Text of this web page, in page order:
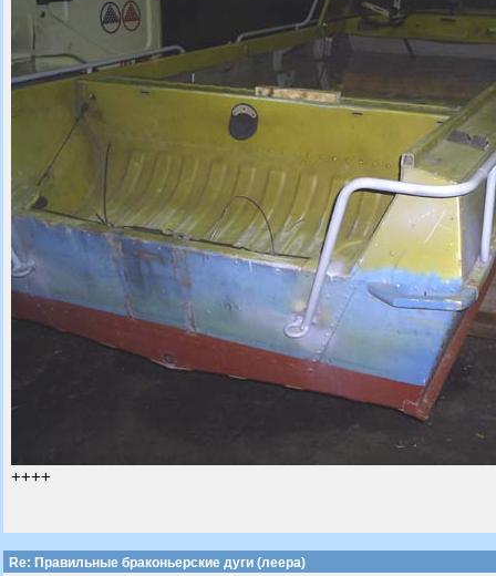
++++
Re: Правильные браконьерские дуги (леера)